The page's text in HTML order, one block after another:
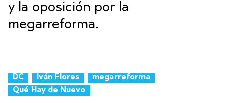
y la oposición por la
megarreforma.
DC Iván Flores
megarreforma
Qué Hay de Nuevo